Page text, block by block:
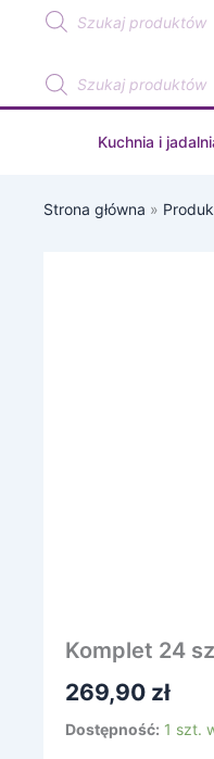
PrzejdźWyszukiwarka
produktów
Wyszukiwarka
produktów
Kuchnia i
Strona główna
Komplet 24
269,90 zł
Dostępność: 1 szt.